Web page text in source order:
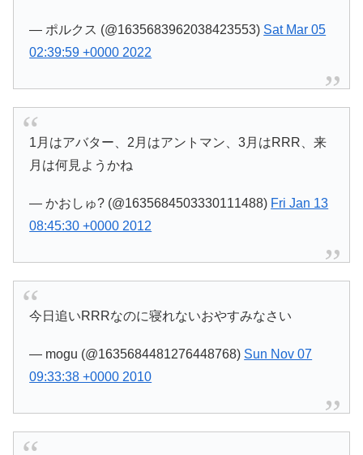
— ポルクス (@1635683962038423553) Sat Mar 05
02:39:59 +0000 2022
1月はアバター、2月はアントマン、3月はRRR、来
月は何見ようかね
— かおしゅ? (@1635684503330111488) Fri Jan 13
08:45:30 +0000 2012
今日追いRRRなのに寝れないおやすみなさい
— mogu (@1635684481276448768) Sun Nov 07
09:33:38 +0000 2010